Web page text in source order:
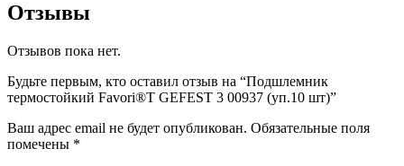
Отзывы
Отзывов пока нет.
Будьте первым, кто оставил отзыв на “Подшлемник
термостойкий Favori®T GEFEST 3 00937 (уп.10 шт)”
Ваш адрес email не будет опубликован. Обязательные поля
помечены *